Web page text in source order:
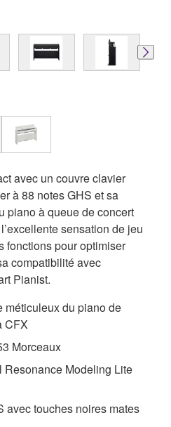
avec un couvre clavier
à 88 notes GHS et sa
piano à queue de concert
sensation de jeu
fonctions pour optimiser
compatibilité avec
Pianist.
méticuleux du piano de
CFX
Morceaux
Resonance Modeling Lite
avec touches noires mates